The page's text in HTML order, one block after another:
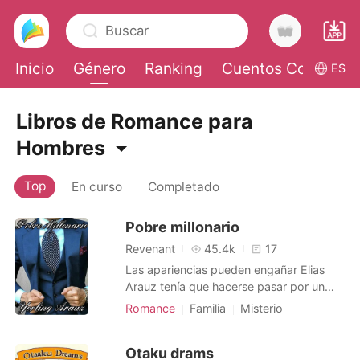
Buscar
Inicio Género Ranking Cuentos CortosES
Salir
Instalar APP
Libros de Romance para
Hombres
Top En curso Completado
Pobre millonario
Revenant 45.4k
17
Las apariencias pueden engañar Elias
Arauz tenía que hacerse pasar por un
inutil para desenmascarar las
realidad, era un señorito multimillonario y
Romance Familia
Misterio
Donjuán
Chico travieso
Otaku drams